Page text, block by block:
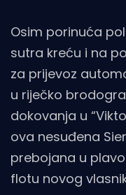
Osim porinuća
sutra kreću i na
za prijevoz
u riječko
dokovanja u
ova nesuđena
prebojana u
flotu novog